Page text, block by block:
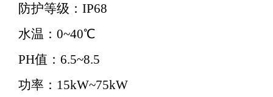
防护等级：IP68
水温：0~40℃
PH值：6.5~8.5
功率：15kW~75kW